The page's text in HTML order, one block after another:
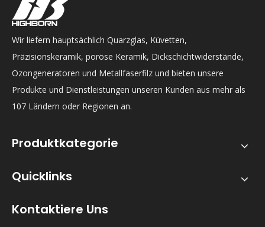
Wir liefern hauptsächlich Quarzglas, Küvetten,
Präzisionskeramik, poröse Keramik, Dickschichtwiderstände,
Ozongeneratoren und Metallfaserfilz und bieten unsere
Produkte und Dienstleistungen unseren Kunden aus mehr als
107 Ländern oder Regionen an.
Produktkategorie
Quicklinks
Kontaktiere Uns